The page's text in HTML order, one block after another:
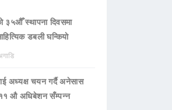
३५औँ स्थापना दिवसमा
डबली घन्कियाे
अध्यक्ष चयन गर्दै अनेसास
औ अधिबेशन सँम्पन्न